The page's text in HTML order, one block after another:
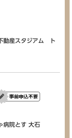
動産スタジアム ト
病院とす 大石